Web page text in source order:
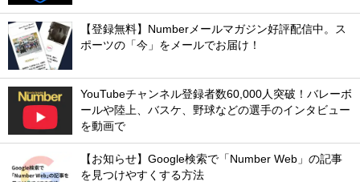
【登録無料】Numberメールマガジン好評配信中。ス
ポーツの「今」をメールでお届け！
YouTubeチャンネル登録者数60,000人突破！バレーボ
ールや陸上、バスケ、野球などの選手のインタビュー
を動画で
【お知らせ】Google検索で「Number Web」の記事
を見つけやすくする方法